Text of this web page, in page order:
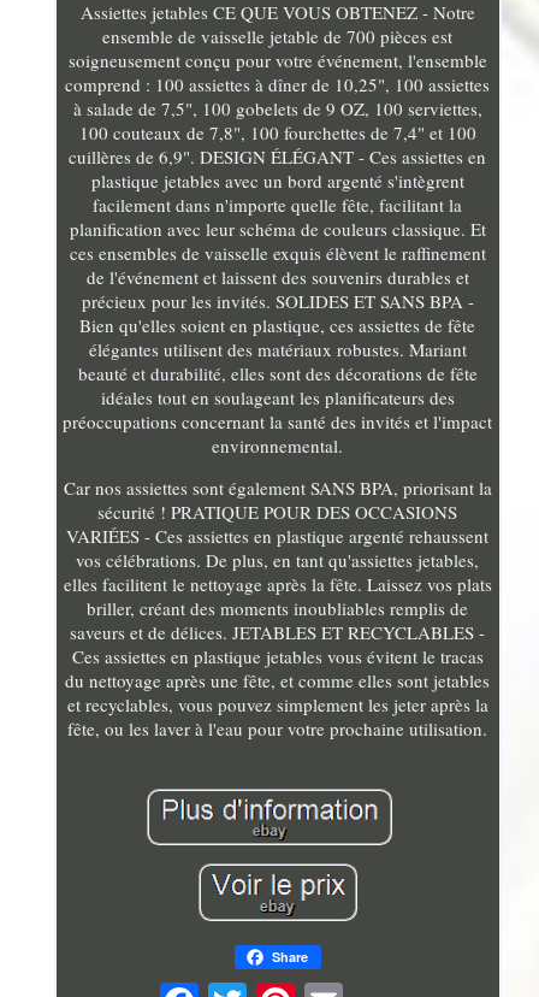
Assiettes jetables CE QUE VOUS OBTENEZ - Notre
ensemble de vaisselle jetable de 700 pièces est
soigneusement conçu pour votre événement, l'ensemble
comprend : 100 assiettes à dîner de 10,25", 100 assiettes
à salade de 7,5", 100 gobelets de 9 OZ, 100 serviettes,
100 couteaux de 7,8", 100 fourchettes de 7,4" et 100
cuillères de 6,9". DESIGN ÉLÉGANT - Ces assiettes en
plastique jetables avec un bord argenté s'intègrent
facilement dans n'importe quelle fête, facilitant la
planification avec leur schéma de couleurs classique. Et
ces ensembles de vaisselle exquis élèvent le raffinement
de l'événement et laissent des souvenirs durables et
précieux pour les invités. SOLIDES ET SANS BPA -
Bien qu'elles soient en plastique, ces assiettes de fête
élégantes utilisent des matériaux robustes. Mariant
beauté et durabilité, elles sont des décorations de fête
idéales tout en soulageant les planificateurs des
préoccupations concernant la santé des invités et l'impact
environnemental.
Car nos assiettes sont également SANS BPA, priorisant la
sécurité ! PRATIQUE POUR DES OCCASIONS
VARIÉES - Ces assiettes en plastique argenté rehaussent
vos célébrations. De plus, en tant qu'assiettes jetables,
elles facilitent le nettoyage après la fête. Laissez vos plats
briller, créant des moments inoubliables remplis de
saveurs et de délices. JETABLES ET RECYCLABLES -
Ces assiettes en plastique jetables vous évitent le tracas
du nettoyage après une fête, et comme elles sont jetables
et recyclables, vous pouvez simplement les jeter après la
fête, ou les laver à l'eau pour votre prochaine utilisation.
Share